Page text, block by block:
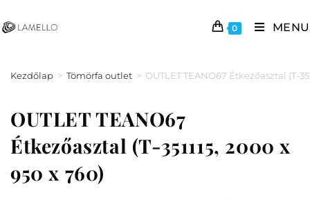
0 MENU
Kezdőlap > Tömörfa outlet > OUTLET TEANO67 Étkezőasztal (T-
OUTLET TEANO67
Étkezőasztal (T-351115, 2000 x
950 x 760)